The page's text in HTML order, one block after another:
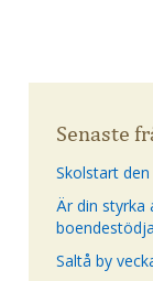
Senaste
Skolstart
Är din styrka
Saltå by